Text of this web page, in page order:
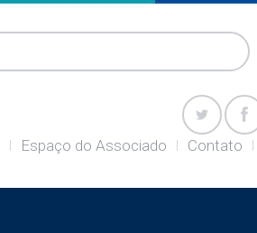
Espaço do Associado Contato